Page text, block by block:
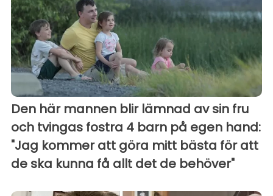
Den här mannen blir lämnad av sin fru
och tvingas fostra 4 barn på egen hand:
"Jag kommer att göra mitt bästa för att
de ska kunna få allt det de behöver"